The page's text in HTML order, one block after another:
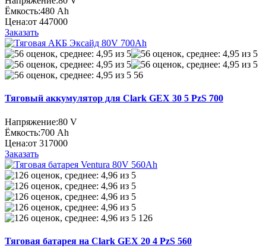
Ёмкость:480 Ah
Цена:от 447000
Заказать
56
Тяговый аккумулятор для Clark GEX 30 5 PzS 700
Напряжение:80 V
Ёмкость:700 Ah
Цена:от 317000
Заказать
126
Тяговая батарея на Clark GEX 20 4 PzS 560